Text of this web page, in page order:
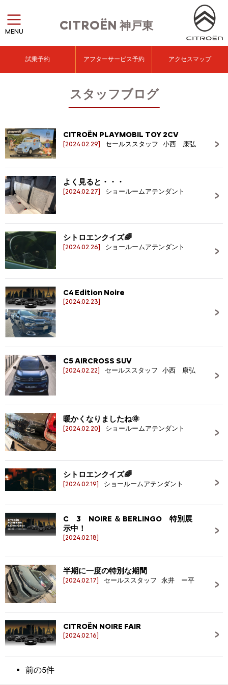
CITROËN神戸東
MENU
試乗予約 アフターサービス予約 アクセスマップ
スタッフブログ
CITROËN PLAYMOBIL TOY 2CV
[2024.02.29] セールススタッフ 小西 康弘
よく見ると・・・
[2024.02.27] ショールームアテンダント
シトロエンクイズ🌈
[2024.02.26] ショールームアテンダント
C4 Edition Noire
[2024.02.23]
C5 AIRCROSS SUV
[2024.02.22] セールススタッフ 小西 康弘
暖かくなりましたね🌞
[2024.02.20] ショールームアテンダント
シトロエンクイズ🌈
[2024.02.19] ショールームアテンダント
C 3 NOIRE ＆ BERLINGO 特別展
示中！
[2024.02.18]
半期に一度の特別な期間
[2024.02.17] セールススタッフ 永井 ー平
CITROËN NOIRE FAIR
[2024.02.16]
前の5件